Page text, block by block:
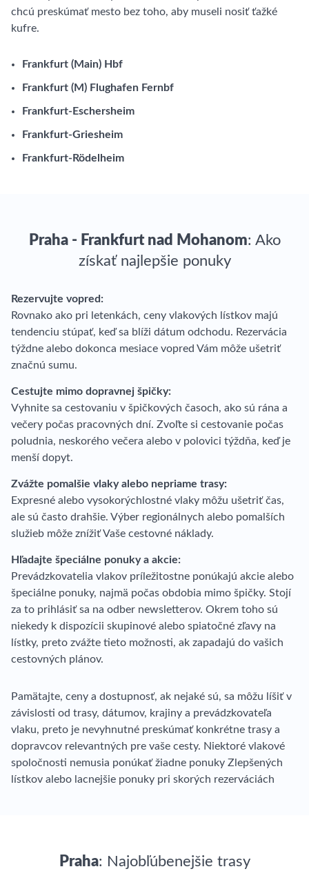
chcú preskúmať mesto bez toho, aby museli nosiť ťažké
kufre.
Frankfurt (Main) Hbf
Frankfurt (M) Flughafen Fernbf
Frankfurt-Eschersheim
Frankfurt-Griesheim
Frankfurt-Rödelheim
Praha - Frankfurt nad Mohanom: Ako
získať najlepšie ponuky
Rezervujte vopred:
Rovnako ako pri letenkách, ceny vlakových lístkov majú
tendenciu stúpať, keď sa blíži dátum odchodu. Rezervácia
týždne alebo dokonca mesiace vopred Vám môže ušetriť
značnú sumu.
Cestujte mimo dopravnej špičky:
Vyhnite sa cestovaniu v špičkových časoch, ako sú rána a
večery počas pracovných dní. Zvoľte si cestovanie počas
poludnia, neskorého večera alebo v polovici týždňa, keď je
menší dopyt.
Zvážte pomalšie vlaky alebo nepriame trasy:
Expresné alebo vysokorýchlostné vlaky môžu ušetriť čas,
ale sú často drahšie. Výber regionálnych alebo pomalších
služieb môže znížiť Vaše cestovné náklady.
Hľadajte špeciálne ponuky a akcie:
Prevádzkovatelia vlakov príležitostne ponúkajú akcie alebo
špeciálne ponuky, najmä počas obdobia mimo špičky. Stojí
za to prihlásiť sa na odber newsletterov. Okrem toho sú
niekedy k dispozícii skupinové alebo spiatočné zľavy na
lístky, preto zvážte tieto možnosti, ak zapadajú do vašich
cestovných plánov.
Pamätajte, ceny a dostupnosť, ak nejaké sú, sa môžu líšiť v
závislosti od trasy, dátumov, krajiny a prevádzkovateľa
vlaku, preto je nevyhnutné preskúmať konkrétne trasy a
dopravcov relevantných pre vaše cesty. Niektoré vlakové
spoločnosti nemusia ponúkať žiadne ponuky Zlepšených
lístkov alebo lacnejšie ponuky pri skorých rezerváciách
Praha: Najobľúbenejšie trasy